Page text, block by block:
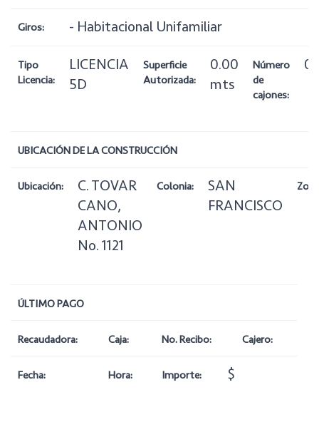
Giros: - Habitacional Unifamiliar
Tipo
Licencia:
LICENCIA
5D
Superficie
Autorizada:
0.00
mts
Número
de
cajones:
0
UBICACIÓN DE LA CONSTRUCCIÓN
Ubicación:
C. TOVAR
CANO,
ANTONIO
No. 1121
Colonia:
SAN
FRANCISCO
ÚLTIMO PAGO
Recaudadora: Caja: No. Recibo: Cajero:
Fecha: Hora: Importe: $